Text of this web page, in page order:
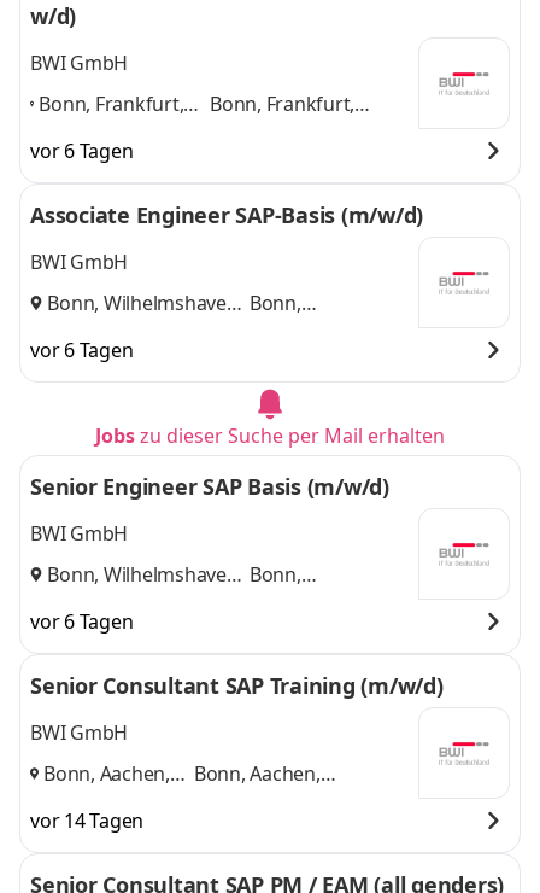
w/d)
BWI GmbH
Bonn, Frankfurt,
München,
Nürnberg, Ulm,
Berlin, Leipzig,
Bonn, Frankfurt,
Leipzigund 6 weitere
vor 6 Tagen
Associate Engineer SAP-Basis (m/w/d)
BWI GmbH
Bonn, Wilhelmshaven Bonn,
vor 6 Tagen
Jobszu dieser Suche per Mail erhalten
Senior Engineer SAP Basis (m/w/d)
BWI GmbH
Bonn, Wilhelmshaven Bonn,
vor 6 Tagen
Senior Consultant SAP Training (m/w/d)
BWI GmbH
Bonn, Aachen,
Bonn, Aachen,
vor 14 Tagen
Senior Consultant SAP PM / EAM (all genders)